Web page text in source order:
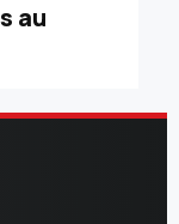
au